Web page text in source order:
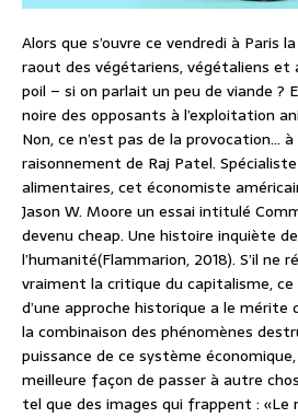
Alors que s’ouvre ce vendredi à Paris
raout des végétariens, végétaliens
poil – si on parlait un peu de viande ?
noire des opposants à l’exploitation
Non, ce n’est pas de la provocation…
raisonnement de Raj Patel.
alimentaires, cet économiste
Jason W. Moore un essai intitulé
devenu cheap. Une histoire inquiète de
l’humanité(Flammarion, 2018). S’il ne
vraiment la critique du capitalisme,
d’une approche historique a le
la combinaison des phénomènes
puissance de ce système
meilleure façon de passer à autre
tel que des images qui frappent :